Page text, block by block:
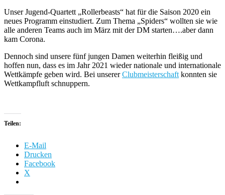
Unser Jugend-Quartett „Rollerbeasts“ hat für die Saison 2020 ein
neues Programm einstudiert. Zum Thema „Spiders“ wollten sie wie
alle anderen Teams auch im März mit der DM starten….aber dann
kam Corona.
Dennoch sind unsere fünf jungen Damen weiterhin fleißig und
hoffen nun, dass es im Jahr 2021 wieder nationale und internationale
Wettkämpfe geben wird. Bei unsererClubmeisterschaft konnten sie
Wettkampfluft schnuppern.
Teilen:
E-Mail
Drucken
Facebook
X